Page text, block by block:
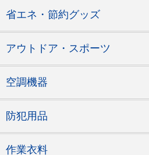
省エネ・節約グッズ
アウトドア・スポーツ
空調機器
防犯用品
作業衣料